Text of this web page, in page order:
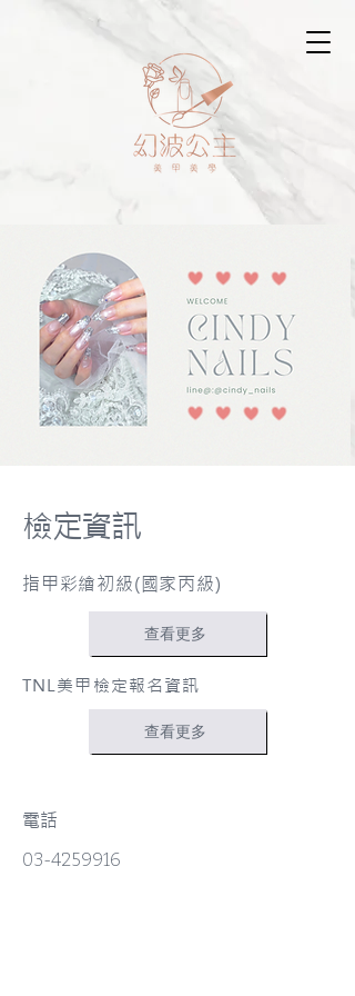
檢定資訊
指甲彩繪初級(國家丙級)
查看更多
TNL美甲檢定報名資訊
查看更多
電話
03-4259916